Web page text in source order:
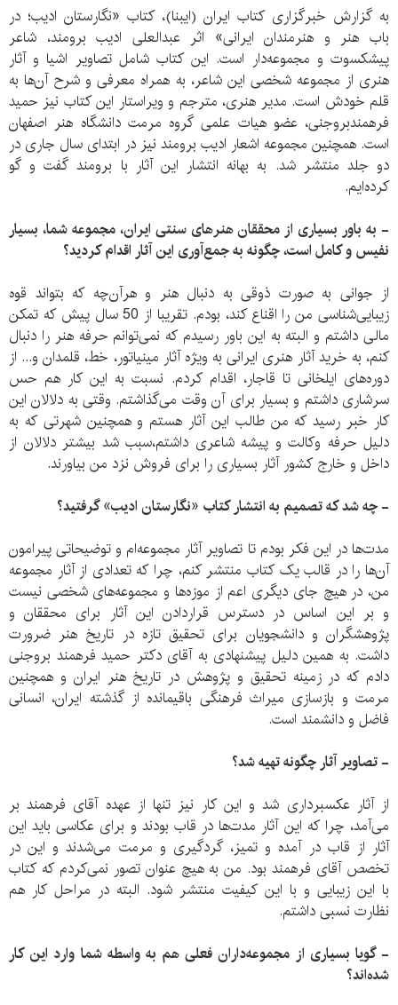
به گزارش خبرگزاری کتاب ایران (ایبنا)، کتاب «نگارستان ادیب؛ در
باب هنر و هنرمندان ایرانی» اثر عبدالعلی ادیب برومند، شاعر
پیشکسوت و مجموعه‌دار است. این کتاب شامل تصاویر اشیا و آثار
هنری از مجموعه شخصی این شاعر، به همراه معرفی و شرح آن‌ها به
قلم خودش است. مدیر هنری، مترجم و ویراستار این کتاب نیز حمید
فرهمندبروجنی، عضو هیات علمی گروه مرمت دانشگاه هنر اصفهان
است. همچنین مجموعه اشعار ادیب برومند نیز در ابتدای سال جاری در
دو جلد منتشر شد. به بهانه انتشار این آثار با برومند گفت و گو
کرده‌ایم.
- به باور بسیاری از محققان هنرهای سنتی ایران، مجموعه شما، بسیار
نفیس و کامل است، چگونه به جمع‌آوری این آثار اقدام کردید؟
از جوانی به صورت ذوقی به دنبال هنر و هرآن‌چه که بتواند قوه
زیبایی‌شناسی من را اقناع کند، بودم. تقریبا از 50 سال پیش که تمکن
مالی داشتم و البته به این باور رسیدم که نمی‌توانم حرفه هنر را دنبال
کنم، به خرید آثار هنری ایرانی به ویژه آثار مینیاتور، خط، قلمدان و... از
دوره‌های ایلخانی تا قاجار، اقدام کردم. نسبت به این کار هم حس
سرشاری داشتم و بسیار برای آن وقت می‌گذاشتم. وقتی به دلالان این
کار خبر رسید که من طالب این آثار هستم و همچنین شهرتی که به
دلیل حرفه وکالت و پیشه شاعری داشتم،سبب شد بیشتر دلالان از
داخل و خارج کشور آثار بسیاری را برای فروش نزد من بیاورند.
- چه شد که تصمیم به انتشار کتاب «نگارستان ادیب» گرفتید؟
مدت‌ها در این فکر بودم تا تصاویر آثار مجموعه‌ام و توضیحاتی پیرامون
آن‌ها را در قالب یک کتاب منتشر کنم، چرا که تعدادی از آثار مجموعه
من، در هیچ جای دیگری اعم از موزه‌ها و مجموعه‌های شخصی نیست
و بر این اساس در دسترس قراردادن این آثار برای محققان و
پژوهشگران و دانشجویان برای تحقیق تازه در تاریخ هنر ضرورت
داشت. به همین دلیل پیشنهادی به آقای دکتر حمید فرهمند بروجنی
دادم که در زمینه تحقیق و پژوهش در تاریخ هنر ایران و همچنین
مرمت و بازسازی میراث فرهنگی باقیمانده از گذشته ایران، انسانی
فاضل و دانشمند است.
- تصاویر آثار چگونه تهیه شد؟
از آثار عکسبرداری شد و این کار نیز تنها از عهده آقای فرهمند بر
می‌آمد، چرا که این آثار مدت‌ها در قاب بودند و برای عکاسی باید این
آثار از قاب در آمده و تمیز، گردگیری و مرمت می‌شدند و این در
تخصص آقای فرهمند بود. من به هیچ عنوان تصور نمی‌کردم که کتاب
با این زیبایی و با این کیفیت منتشر شود. البته در مراحل کار هم
نظارت نسبی داشتم.
- گویا بسیاری از مجموعه‌داران فعلی هم به واسطه شما وارد این کار
شده‌اند؟